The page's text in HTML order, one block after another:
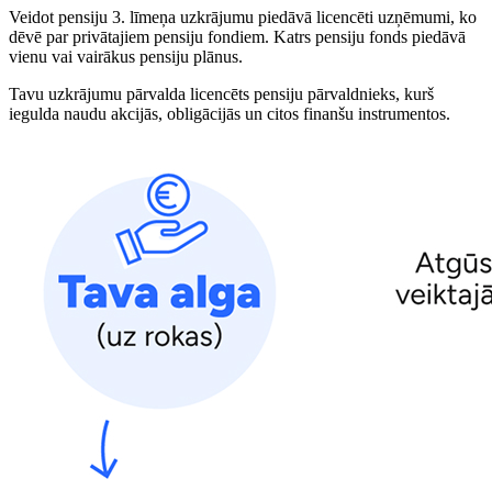
Veidot pensiju 3. līmeņa uzkrājumu piedāvā licencēti uzņēmumi, ko
dēvē parprivātajiem pensiju fondiem. Katrs pensiju fonds piedāvā
vienu vai vairākus pensiju plānus.
Tavu uzkrājumu pārvalda licencēts pensiju pārvaldnieks, kurš
iegulda naudu akcijās, obligācijās un citos finanšu instrumentos.